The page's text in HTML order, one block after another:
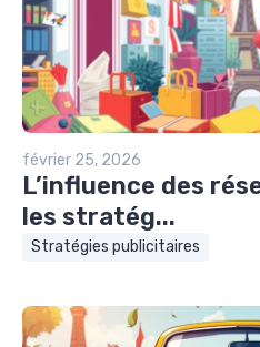
février 25, 2026
L’influence des
les stratég...
Stratégies publicitaires